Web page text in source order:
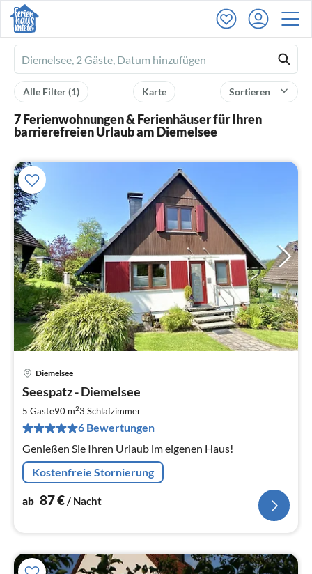
Ferienhausmiete
logo
Sortieren
Karte
Alle Filter(1)
7 Ferienwohnungen & Ferienhäuser für Ihren
barrierefreien Urlaub am Diemelsee
Diemelsee
Seespatz - Diemelsee
5 Gäste90 m23 Schlafzimmer
6 Bewertungen
Genießen Sie Ihren Urlaub im eigenen Haus!
Kostenfreie Stornierung
ab 87€/ Nacht